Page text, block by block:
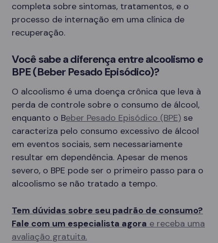
completa sobre sintomas, tratamentos, e o
processo de internação em uma clínica de
recuperação.
Você sabe a diferença entre alcoolismo e
BPE (Beber Pesado Episódico)?
O alcoolismo é uma doença crônica que leva à
perda de controle sobre o consumo de álcool,
enquanto o Beber Pesado Episódico (BPE) se
caracteriza pelo consumo excessivo de álcool
em eventos sociais, sem necessariamente
resultar em dependência. Apesar de menos
severo, o BPE pode ser o primeiro passo para o
alcoolismo se não tratado a tempo.
Tem dúvidas sobre seu padrão de consumo?
Fale com um especialista agora e receba uma
avaliação gratuita.